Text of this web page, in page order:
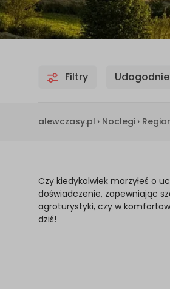
Filtry
alewczasy.pl › Noclegi ›
Czy kiedykolwiek marzyłeś o
doświadczenie, zapewniając
agroturystyki, czy w
dziś!